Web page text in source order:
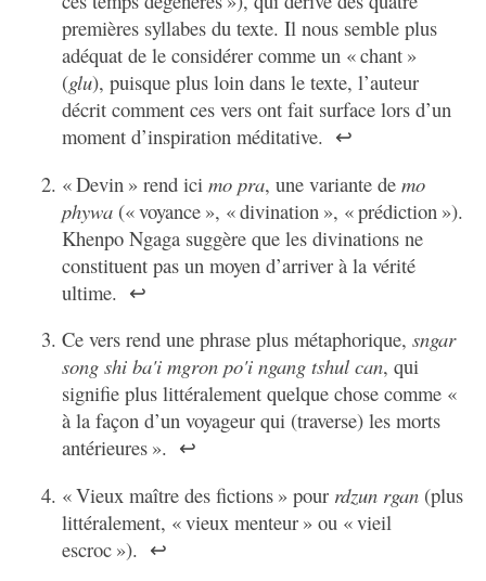
premières syllabes du texte. Il nous semble plus
adéquat de le considérer comme un « chant »
(glu), puisque plus loin dans le texte, l’auteur
décrit comment ces vers ont fait surface lors d’un
moment d’inspiration méditative. ↩
« Devin » rend icimo pra, une variante demo
phywa (« voyance », « divination », « prédiction »).
Khenpo Ngaga suggère que les divinations ne
constituent pas un moyen d’arriver à la vérité
ultime. ↩
Ce vers rend une phrase plus métaphorique,sngar
song shi ba'i mgron po'i ngang tshul can, qui
signifie plus littéralement quelque chose comme «
à la façon d’un voyageur qui (traverse) les morts
antérieures ». ↩
« Vieux maître des fictions » pour rdzun rgan (plus
littéralement, « vieux menteur » ou « vieil
escroc »). ↩